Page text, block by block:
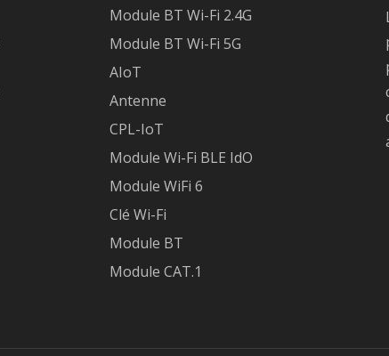
Module BT Wi-Fi 2.4G
Module BT Wi-Fi 5G
AIoT
Antenne
CPL-IoT
Module Wi-Fi BLE IdO
Module WiFi 6
Clé Wi-Fi
Module BT
Module CAT.1